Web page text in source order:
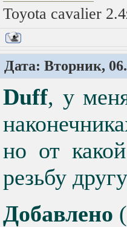
Toyota cavalier
Дата: Вторник,
Duff, у
но от
резьбу
Добавлено